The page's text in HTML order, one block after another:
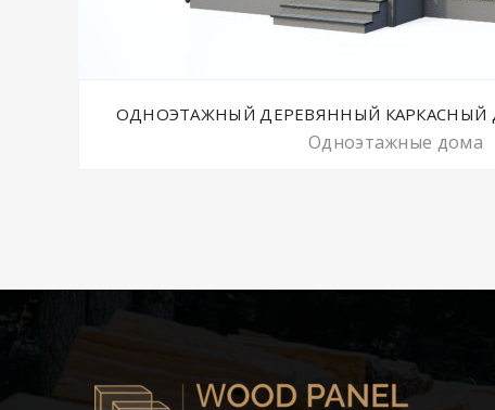
ОДНОЭТАЖНЫЙ ДЕРЕВЯННЫЙ КАРКАСНЫЙ
Одноэтажные дома